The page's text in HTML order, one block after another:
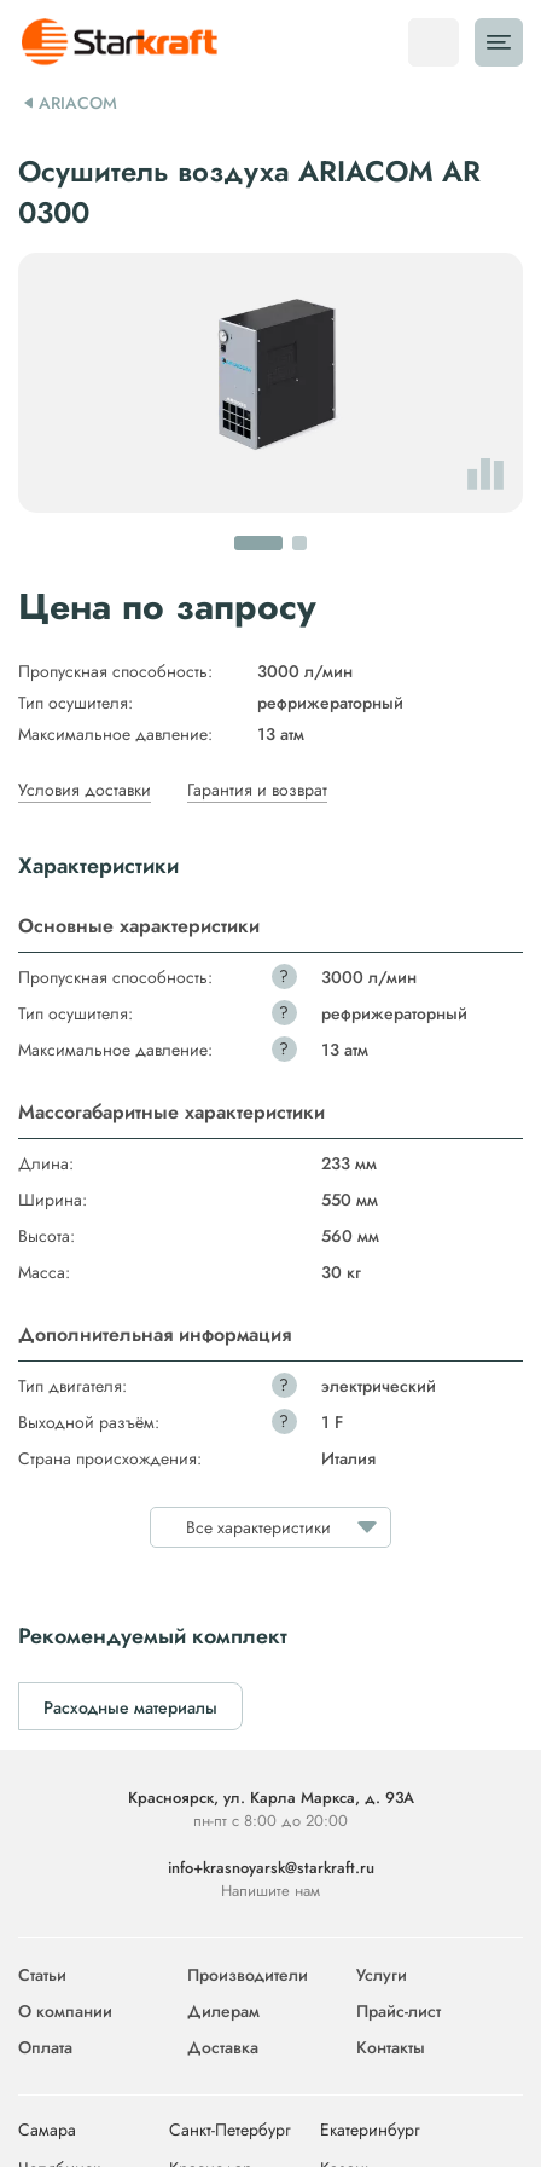
ARIACOM
Осушитель воздуха ARIACOM AR
0300
Цена по запросу
Пропускная способность:
3000 л/мин
Тип осушителя:
рефрижераторный
Максимальное давление:
13 атм
Условия доставки Гарантия и возврат
Характеристики
Основные характеристики
Пропускная способность: ?
3000 л/мин
Тип осушителя:
?
рефрижераторный
Максимальное давление:
? 13 атм
Массогабаритные характеристики
Длина:
233 мм
Ширина:
550 мм
Высота:
560 мм
Масса:
30 кг
Дополнительная информация
Тип двигателя: ?
электрический
Выходной разъём:
?
1 F
Страна происхождения:
Италия
Все характеристики
Рекомендуемый комплект
Расходные материалы
Красноярск, ул. Карла Маркса, д. 93А
пн-пт с 8:00 до 20:00
info+krasnoyarsk@starkraft.ru
Напишите нам
Статьи Производители
Услуги
О компании
Дилерам
Прайс-лист
Оплата
Доставка Контакты
Самара Санкт-Петербург
Екатеринбург